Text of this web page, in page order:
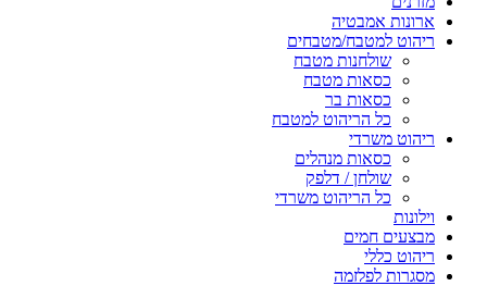
ארונות אמבטיה
ריהוט למטבח/מטבחים
שולחנות מטבח
כסאות מטבח
כסאות בר
כל הריהוט למטבח
ריהוט משרדי
כסאות מנהלים
שולחן / דלפק
כל הריהוט משרדי
וילונות
מבצעים חמים
ריהוט כללי
מסגרות לפלזמה